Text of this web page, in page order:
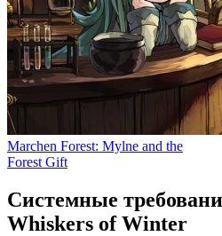
Marchen Forest: Mylne and the
Forest Gift
Системные
Whiskers of Winter